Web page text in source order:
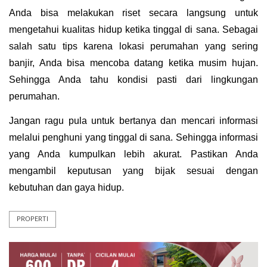
Anda bisa melakukan riset secara langsung untuk
mengetahui kualitas hidup ketika tinggal di sana. Sebagai
salah satu tips karena lokasi perumahan yang sering
banjir, Anda bisa mencoba datang ketika musim hujan.
Sehingga Anda tahu kondisi pasti dari lingkungan
perumahan.
Jangan ragu pula untuk bertanya dan mencari informasi
melalui penghuni yang tinggal di sana. Sehingga informasi
yang Anda kumpulkan lebih akurat. Pastikan Anda
mengambil keputusan yang bijak sesuai dengan
kebutuhan dan gaya hidup.
PROPERTI